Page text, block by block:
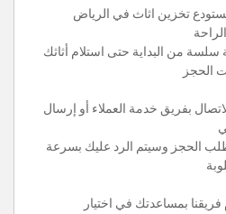
تخزين اثاث في الرياض
من البداية حتى استلام أثاثك
الحجز
بفريق خدمة العملاء أو إرسال
الحجز وسيتم الرد عليك بسرعة
بمساعدتك في اختيار